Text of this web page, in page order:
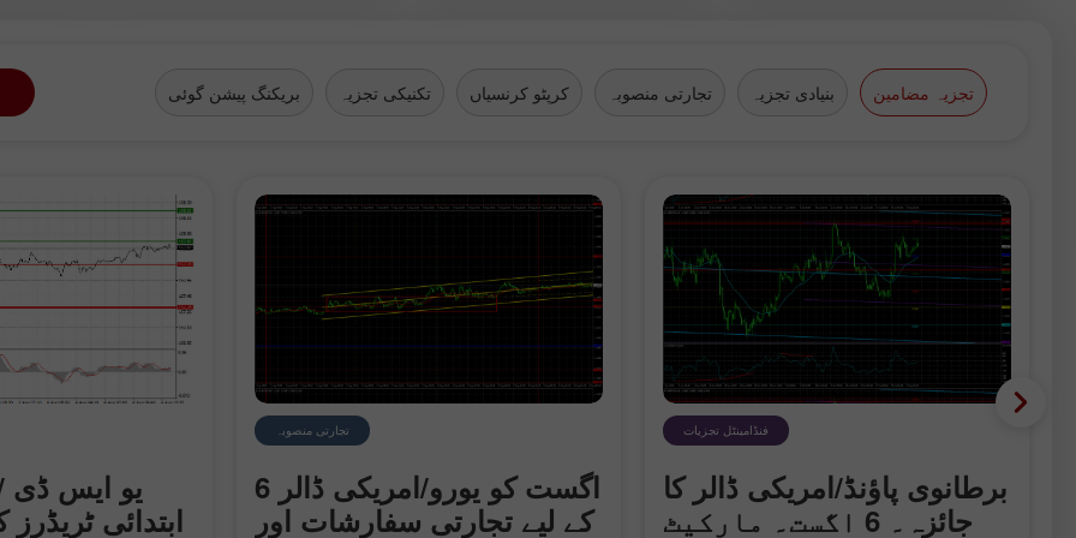
تجزیہ مضامین بنیادی تجزیہ تجارتی منصوبہ کرپٹو کرنسیاں تکنیکی تجزیہ بریکنگ پیشن گوئی
یو ایس ڈی
ابتدائی
تجارتی منصوبہ
6 اگست کو یورو/امریکی ڈالر
کے لیے تجارتی سفارشات اور
فنڈامینٹل تجزیات
برطانوی پاؤنڈ/امریکی ڈالر کا
جائزہ۔ 6 اگست۔ مارکیٹ